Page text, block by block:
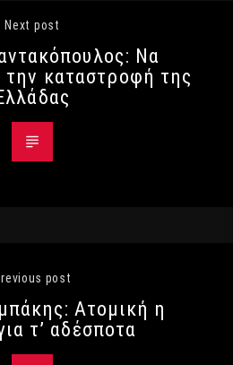
Next post
Να
την καταστροφή της
post
Ατομική η
τ’ αδέσποτα